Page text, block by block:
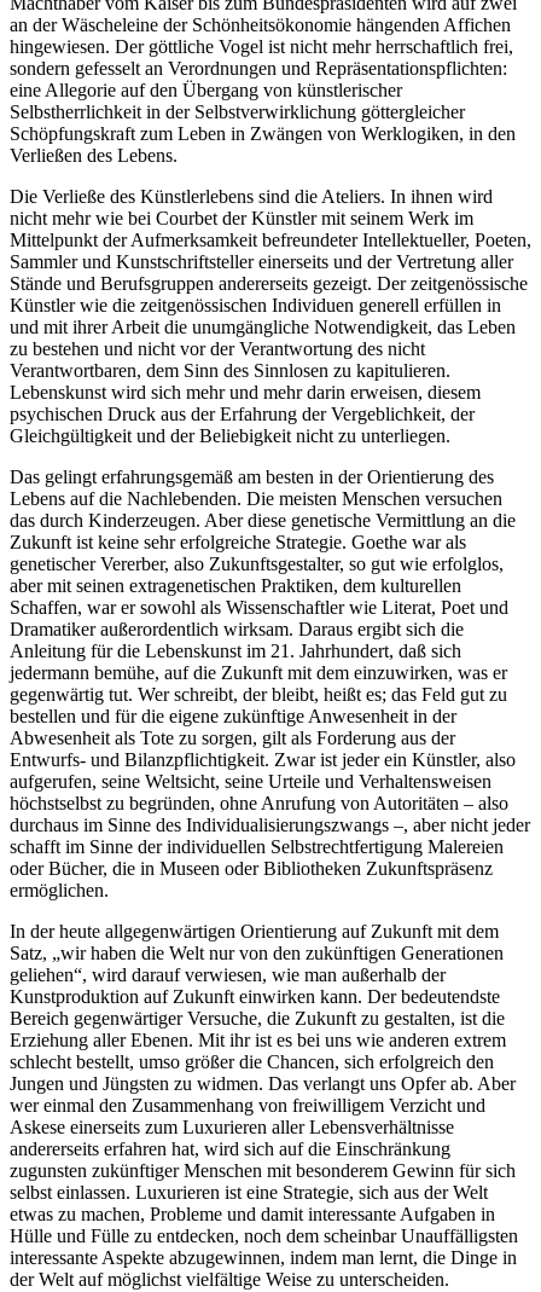
an der Wäscheleine der Schönheitsökonomie hängenden Affichen
hingewiesen. Der göttliche Vogel ist nicht mehr herrschaftlich frei,
sondern gefesselt an Verordnungen und Repräsentationspflichten:
eine Allegorie auf den Übergang von künstlerischer
Selbstherrlichkeit in der Selbstverwirklichung göttergleicher
Schöpfungskraft zum Leben in Zwängen von Werklogiken, in den
Verließen des Lebens.
Die Verließe des Künstlerlebens sind die Ateliers. In ihnen wird
nicht mehr wie bei Courbet der Künstler mit seinem Werk im
Mittelpunkt der Aufmerksamkeit befreundeter Intellektueller, Poeten,
Sammler und Kunstschriftsteller einerseits und der Vertretung aller
Stände und Berufsgruppen andererseits gezeigt. Der zeitgenössische
Künstler wie die zeitgenössischen Individuen generell erfüllen in
und mit ihrer Arbeit die unumgängliche Notwendigkeit, das Leben
zu bestehen und nicht vor der Verantwortung des nicht
Verantwortbaren, dem Sinn des Sinnlosen zu kapitulieren.
Lebenskunst wird sich mehr und mehr darin erweisen, diesem
psychischen Druck aus der Erfahrung der Vergeblichkeit, der
Gleichgültigkeit und der Beliebigkeit nicht zu unterliegen.
Das gelingt erfahrungsgemäß am besten in der Orientierung des
Lebens auf die Nachlebenden. Die meisten Menschen versuchen
das durch Kinderzeugen. Aber diese genetische Vermittlung an die
Zukunft ist keine sehr erfolgreiche Strategie. Goethe war als
genetischer Vererber, also Zukunftsgestalter, so gut wie erfolglos,
aber mit seinen extragenetischen Praktiken, dem kulturellen
Schaffen, war er sowohl als Wissenschaftler wie Literat, Poet und
Dramatiker außerordentlich wirksam. Daraus ergibt sich die
Anleitung für die Lebenskunst im 21. Jahrhundert, daß sich
jedermann bemühe, auf die Zukunft mit dem einzuwirken, was er
gegenwärtig tut. Wer schreibt, der bleibt, heißt es; das Feld gut zu
bestellen und für die eigene zukünftige Anwesenheit in der
Abwesenheit als Tote zu sorgen, gilt als Forderung aus der
Entwurfs- und Bilanzpflichtigkeit. Zwar ist jeder ein Künstler, also
aufgerufen, seine Weltsicht, seine Urteile und Verhaltensweisen
höchstselbst zu begründen, ohne Anrufung von Autoritäten – also
durchaus im Sinne des Individualisierungszwangs –, aber nicht jeder
schafft im Sinne der individuellen Selbstrechtfertigung Malereien
oder Bücher, die in Museen oder Bibliotheken Zukunftspräsenz
ermöglichen.
In der heute allgegenwärtigen Orientierung auf Zukunft mit dem
Satz, „wir haben die Welt nur von den zukünftigen Generationen
geliehen“, wird darauf verwiesen, wie man außerhalb der
Kunstproduktion auf Zukunft einwirken kann. Der bedeutendste
Bereich gegenwärtiger Versuche, die Zukunft zu gestalten, ist die
Erziehung aller Ebenen. Mit ihr ist es bei uns wie anderen extrem
schlecht bestellt, umso größer die Chancen, sich erfolgreich den
Jungen und Jüngsten zu widmen. Das verlangt uns Opfer ab. Aber
wer einmal den Zusammenhang von freiwilligem Verzicht und
Askese einerseits zum Luxurieren aller Lebensverhältnisse
andererseits erfahren hat, wird sich auf die Einschränkung
zugunsten zukünftiger Menschen mit besonderem Gewinn für sich
selbst einlassen. Luxurieren ist eine Strategie, sich aus der Welt
etwas zu machen, Probleme und damit interessante Aufgaben in
Hülle und Fülle zu entdecken, noch dem scheinbar Unauffälligsten
interessante Aspekte abzugewinnen, indem man lernt, die Dinge in
der Welt auf möglichst vielfältige Weise zu unterscheiden.